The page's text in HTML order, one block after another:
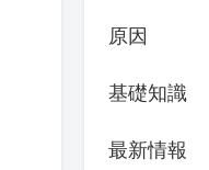
原因
基礎知識
最新情報